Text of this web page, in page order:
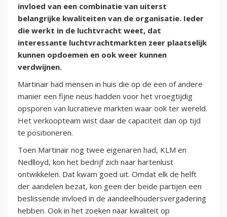
invloed van een combinatie van uiterst
belangrijke kwaliteiten van de organisatie. Ieder
die werkt in de luchtvracht weet, dat
interessante luchtvrachtmarkten zeer plaatselijk
kunnen opdoemen en ook weer kunnen
verdwijnen.
Martinair had mensen in huis die op de een of andere
manier een fijne neus hadden voor het vroegtijdig
opsporen van lucratieve markten waar ook ter wereld.
Het verkoopteam wist daar de capaciteit dan op tijd
te positioneren.
Toen Martinair nog twee eigenaren had, KLM en
Nedlloyd, kon het bedrijf zich naar hartenlust
ontwikkelen. Dat kwam goed uit. Omdat elk de helft
der aandelen bezat, kon geen der beide partijen een
beslissende invloed in de aandeelhoudersvergadering
hebben. Ook in het zoeken naar kwaliteit op